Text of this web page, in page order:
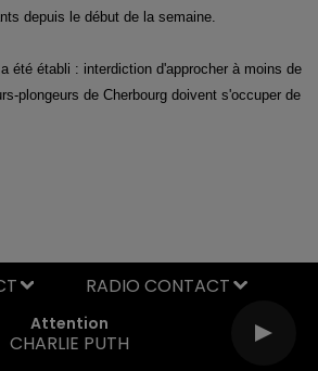
depuis le début de la semaine.
été établi : interdiction d'approcher à moins de
plongeurs de Cherbourg doivent s'occuper de
Attention
CHARLIE PUTH
RADIO CONTACT